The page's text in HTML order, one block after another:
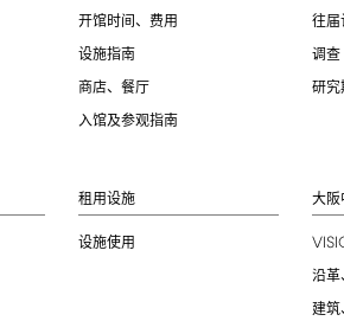
开馆时间、费用
设施指南
商店、餐厅
入馆及参观指南
往届
调查
研究
租用设施
设施使用
大阪
沿革
建筑